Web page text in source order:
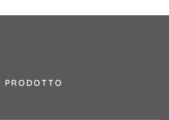
PRODOTTO